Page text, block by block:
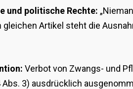
und politische Rechte:
gleichen Artikel steht die
Verbot von Zwangs- und
3) ausdrücklich